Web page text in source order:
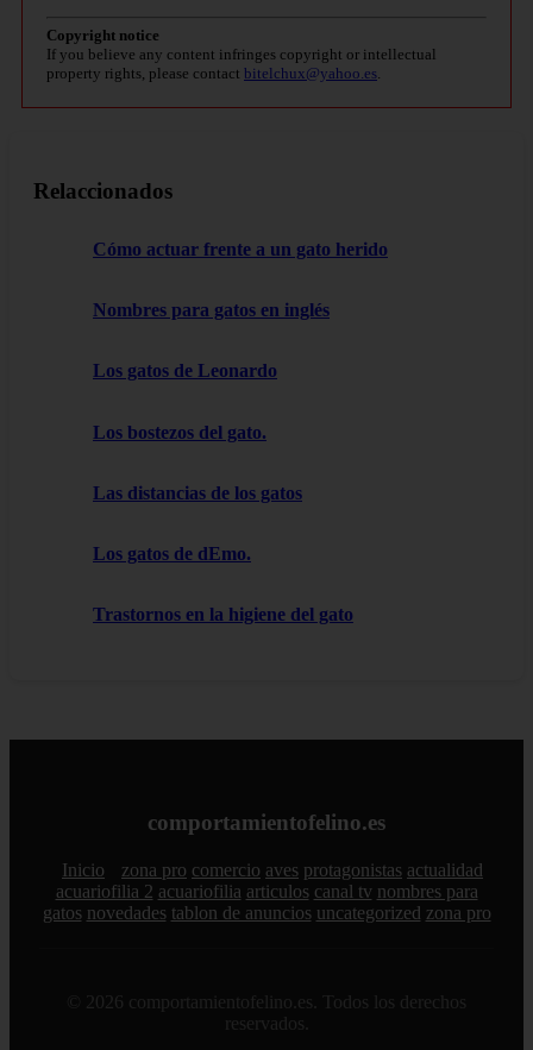
Copyright notice
If you believe any content infringes copyright or intellectual
property rights, please contact bitelchux@yahoo.es.
Relaccionados
Cómo actuar frente a un gato herido
Nombres para gatos en inglés
Los gatos de Leonardo
Los bostezos del gato.
Las distancias de los gatos
Los gatos de dEmo.
Trastornos en la higiene del gato
comportamientofelino.es
Inicio zona pro comercio aves protagonistas actualidad
acuariofilia 2 acuariofilia articulos canal tv nombres para
gatos novedades tablon de anuncios uncategorized zona pro
© 2026 comportamientofelino.es. Todos los derechos
reservados.